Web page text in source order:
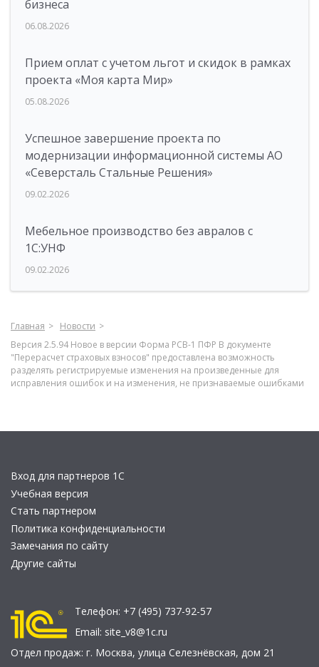
бизнеса
06.08.2026
Прием оплат с учетом льгот и скидок в рамках
проекта «Моя карта Мир»
05.08.2026
Успешное завершение проекта по
модернизации информационной системы АО
«Северсталь Стальные Решения»
09.02.2026
Мебельное производство без авралов с
1С:УНФ
09.02.2026
Главная
Новости
Версия 2.5.94 Новое в версии Форма РСВ-1 ПФР В документе
"Перерасчет страховых взносов" предоставлена возможность
разделять регистрируемые изменения на произведенные для
исправления ошибок и на изменения, не признаваемые ошибками
Вход для партнеров 1С
Учебная версия
Стать партнером
Политика конфиденциальности
Замечания по сайту
Другие сайты
Телефон: +7 (495) 737-92-57
Email: site_v8@1c.ru
Отдел продаж: г. Москва, улица Селезнёвская, дом 21